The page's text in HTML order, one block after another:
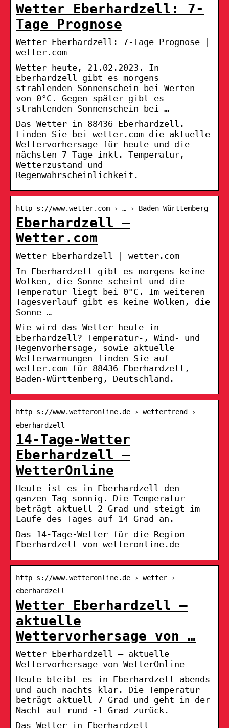
Wetter Eberhardzell: 7-
Tage Prognose
Wetter Eberhardzell: 7-Tage Prognose |
wetter.com
Wetter heute, 21.02.2023. In
Eberhardzell gibt es morgens
strahlenden Sonnenschein bei Werten
von 0°C. Gegen später gibt es
strahlenden Sonnenschein bei …
Das Wetter in 88436 Eberhardzell.
Finden Sie bei wetter.com die aktuelle
Wettervorhersage für heute und die
nächsten 7 Tage inkl. Temperatur,
Wetterzustand und
Regenwahrscheinlichkeit.
http s://www.wetter.com › … › Baden-Württemberg
Eberhardzell –
Wetter.com
Wetter Eberhardzell | wetter.com
In Eberhardzell gibt es morgens keine
Wolken, die Sonne scheint und die
Temperatur liegt bei 0°C. Im weiteren
Tagesverlauf gibt es keine Wolken, die
Sonne …
Wie wird das Wetter heute in
Eberhardzell? Temperatur-, Wind- und
Regenvorhersage, sowie aktuelle
Wetterwarnungen finden Sie auf
wetter.com für 88436 Eberhardzell,
Baden-Württemberg, Deutschland.
http s://www.wetteronline.de › wettertrend ›
eberhardzell
14-Tage-Wetter
Eberhardzell –
WetterOnline
Heute ist es in Eberhardzell den
ganzen Tag sonnig. Die Temperatur
beträgt aktuell 2 Grad und steigt im
Laufe des Tages auf 14 Grad an.
Das 14-Tage-Wetter für die Region
Eberhardzell von wetteronline.de
http s://www.wetteronline.de › wetter ›
eberhardzell
Wetter Eberhardzell –
aktuelle
Wettervorhersage von …
Wetter Eberhardzell – aktuelle
Wettervorhersage von WetterOnline
Heute bleibt es in Eberhardzell abends
und auch nachts klar. Die Temperatur
beträgt aktuell 7 Grad und geht in der
Nacht auf rund -1 Grad zurück.
Das Wetter in Eberhardzell –